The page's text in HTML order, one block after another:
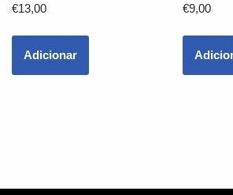
€13,00
Adicionar
€9,00